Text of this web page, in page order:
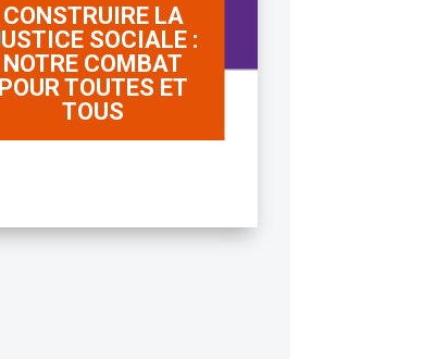
CONSTRUIRE LA
SOCIALE :
NOTRE COMBAT
POUR TOUTES ET
TOUS